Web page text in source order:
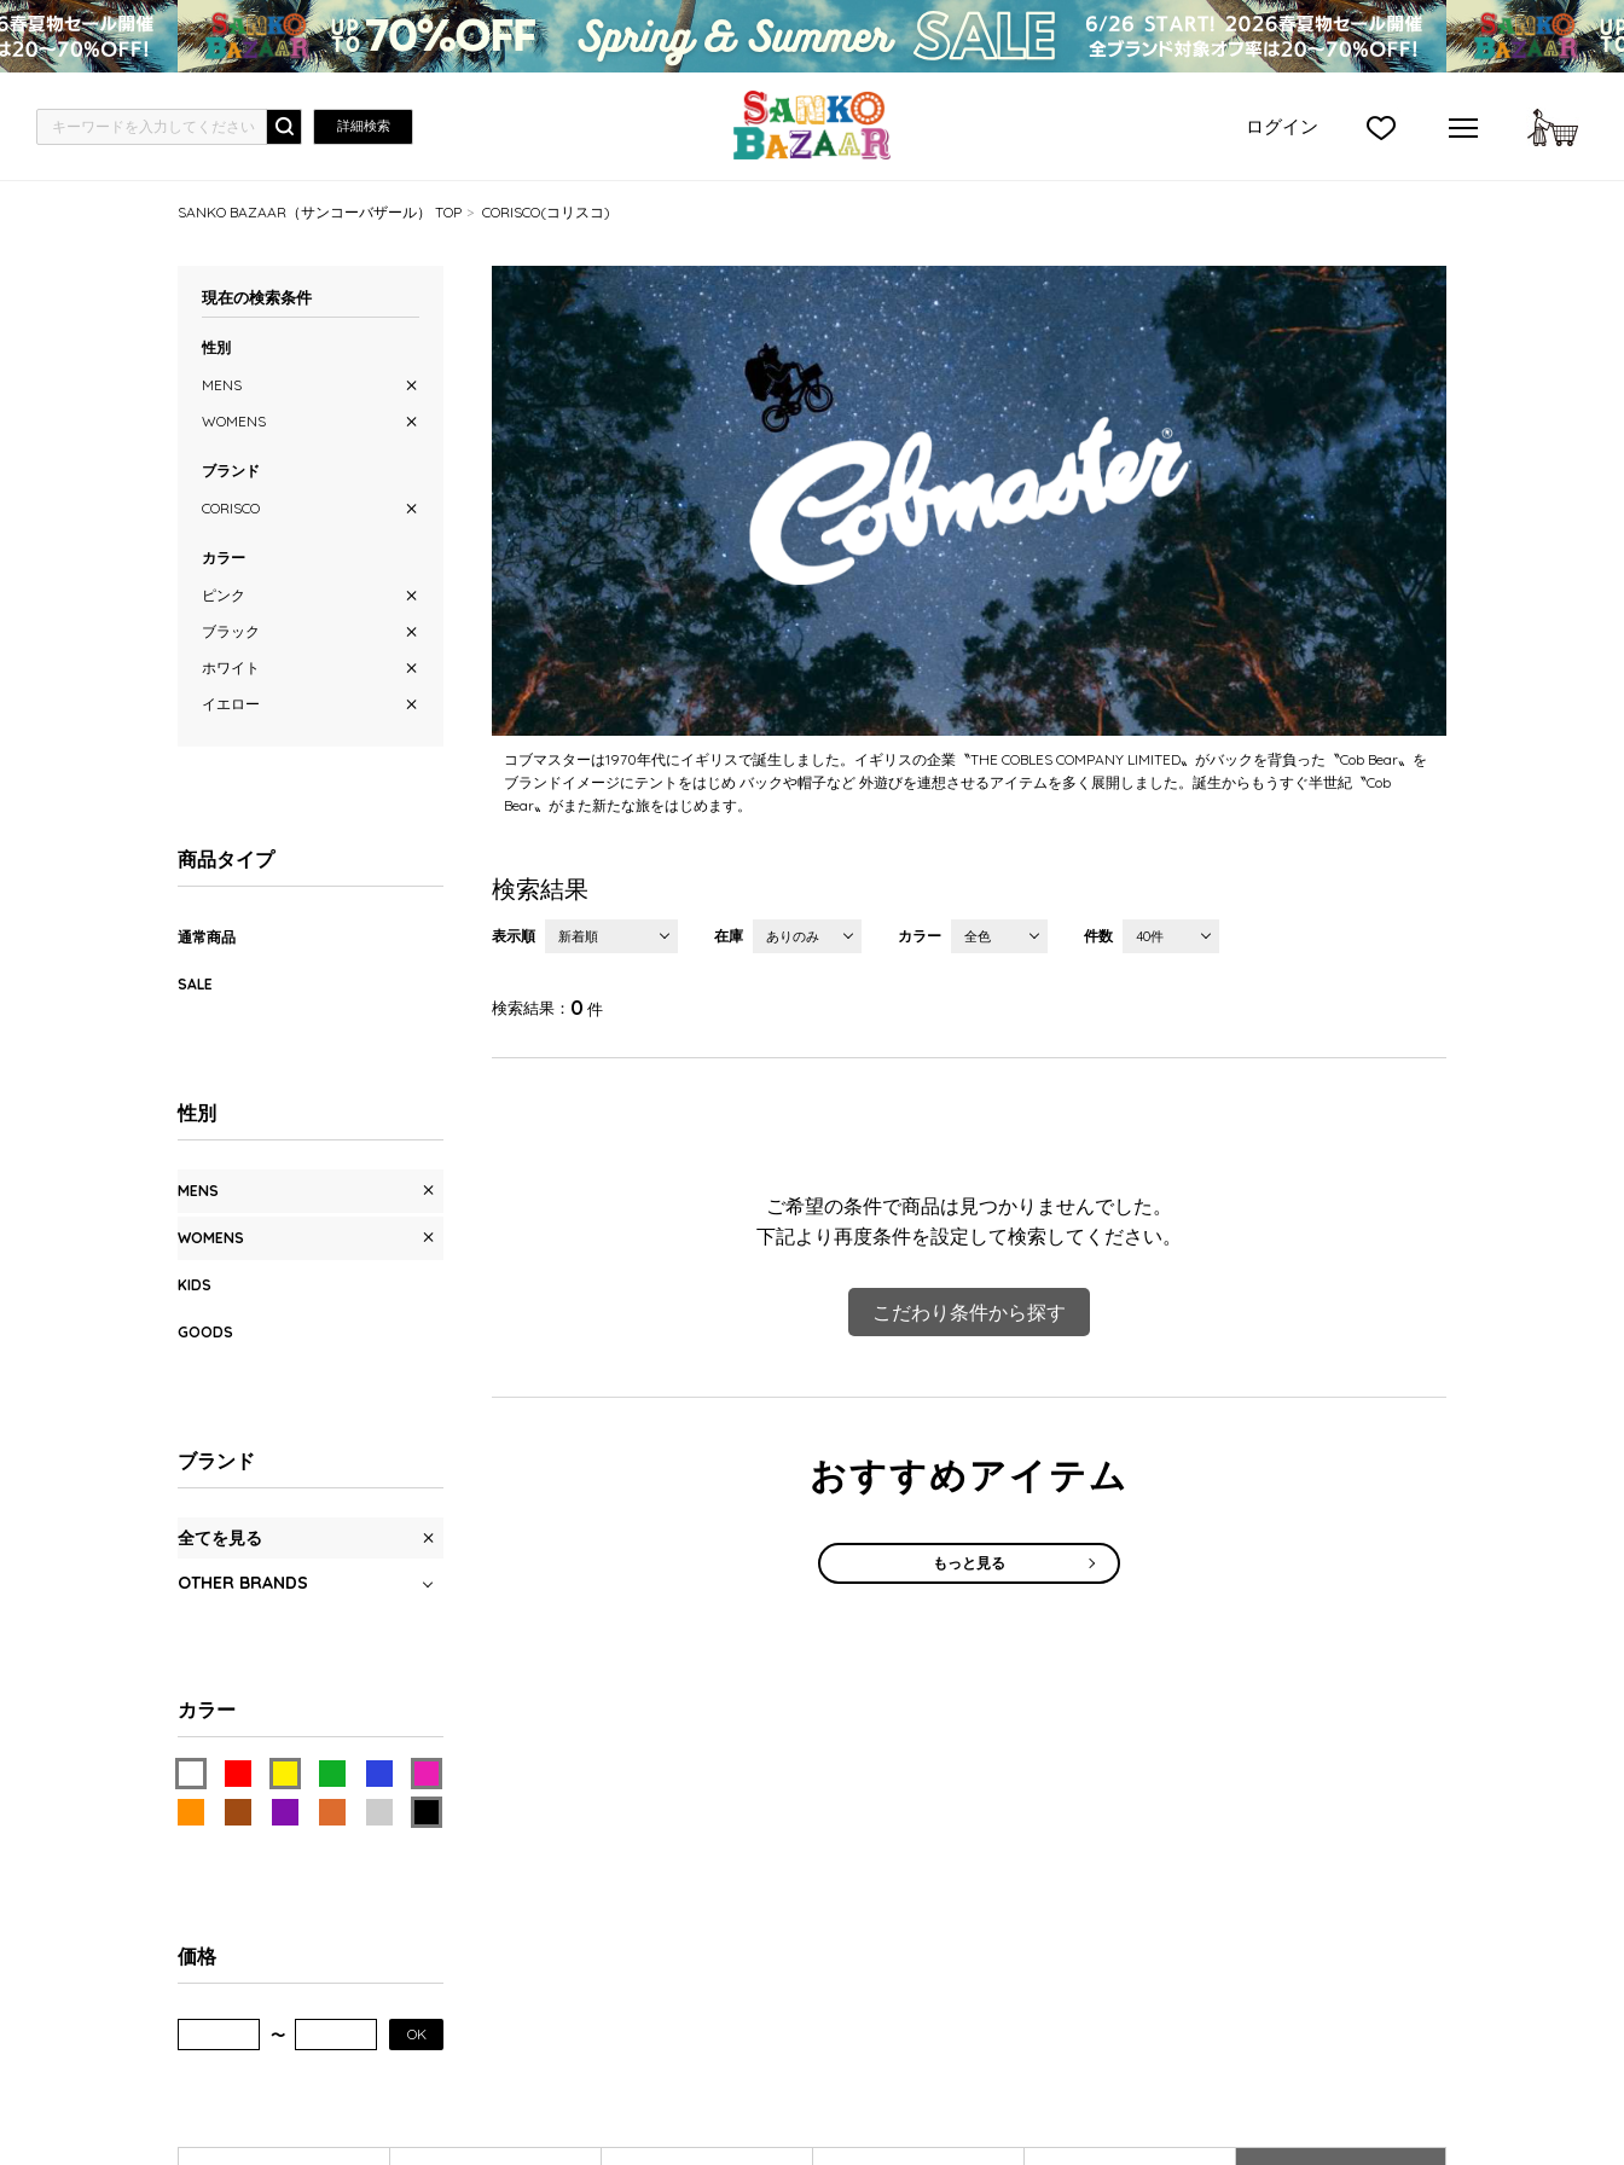
詳細検索 ログイン
SANKO BAZAAR（サンコーバザール） TOP CORISCO(コリスコ)
コブマスターは1970年代にイギリスで誕生しました。イギリスの企業〝THE COBLES COMPANY LIMITED〟がバックを背負った〝Cob Bear〟を
ブランドイメージにテントをはじめ バックや帽子など 外遊びを連想させるアイテムを多く展開しました。誕生からもうすぐ半世紀〝Cob
Bear〟がまた新たな旅をはじめます。
検索結果
表示順 新着順 在庫 ありのみ カラー 全色 件数 40件
検索結果 0 件
ご希望の条件で商品は見つかりませんでした。
下記より再度条件を設定して検索してください。
こだわり条件から探す
おすすめアイテム
もっと見る
現在の検索条件
性別
MENS
WOMENS
ブランド
CORISCO
カラー
ピンク
ブラック
ホワイト
イエロー
商品タイプ
通常商品
SALE
性別
MENS
WOMENS
KIDS
GOODS
ブランド
全てを見る
OTHER BRANDS
カラー
価格
OK